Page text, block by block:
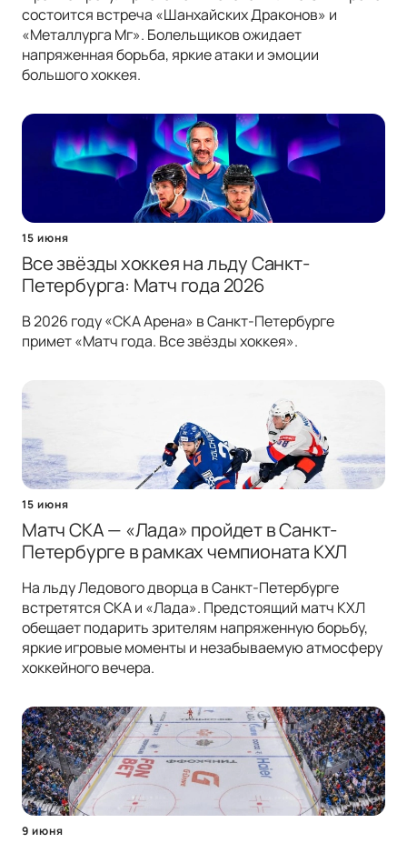
состоится встреча «Шанхайских Драконов» и
«Металлурга Мг». Болельщиков ожидает
напряженная борьба, яркие атаки и эмоции
большого хоккея.
15 июня
Все звёзды хоккея на льду Санкт-
Петербурга: Матч года 2026
В 2026 году «СКА Арена» в Санкт-Петербурге
примет «Матч года. Все звёзды хоккея».
15 июня
Матч СКА — «Лада» пройдет в Санкт-
Петербурге в рамках чемпионата КХЛ
На льду Ледового дворца в Санкт-Петербурге
встретятся СКА и «Лада». Предстоящий матч КХЛ
обещает подарить зрителям напряженную борьбу,
яркие игровые моменты и незабываемую атмосферу
хоккейного вечера.
9 июня